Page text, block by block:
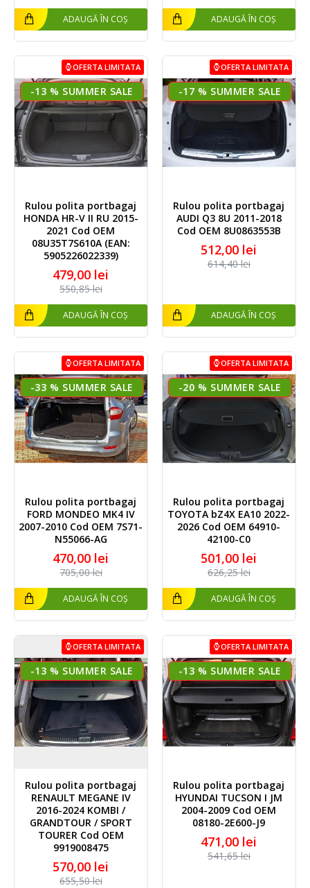
ADAUGĂ ÎN COȘ ADAUGĂ ÎN COȘ
OFERTA LIMITATA
-13 %
Rulou polita portbagaj
HONDA HR-V II RU 2015-
2021 Cod OEM
08U35T7S610A (EAN:
5905226022339)
479,00 lei
550,85 lei
ADAUGĂ ÎN COȘ
OFERTA LIMITATA
-17 %
Rulou polita portbagaj
AUDI Q3 8U 2011-2018
Cod OEM 8U0863553B
512,00 lei
614,40 lei
ADAUGĂ ÎN COȘ
OFERTA LIMITATA
-33 %
Rulou polita portbagaj
FORD MONDEO MK4 IV
2007-2010 Cod OEM 7S71-
N55066-AG
470,00 lei
705,00 lei
ADAUGĂ ÎN COȘ
OFERTA LIMITATA
-20 %
Rulou polita portbagaj
TOYOTA bZ4X EA10 2022-
2026 Cod OEM 64910-
42100-C0
501,00 lei
626,25 lei
ADAUGĂ ÎN COȘ
OFERTA LIMITATA
-13 %
Rulou polita portbagaj
RENAULT MEGANE IV
2016-2024 KOMBI /
GRANDTOUR / SPORT
TOURER Cod OEM
9919008475
570,00 lei
655,50 lei
OFERTA LIMITATA
-13 %
Rulou polita portbagaj
HYUNDAI TUCSON I JM
2004-2009 Cod OEM
08180-2E600-J9
471,00 lei
541,65 lei